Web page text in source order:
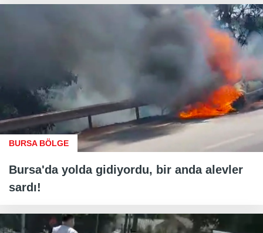
BURSA BÖLGE
Bursa'da yolda gidiyordu, bir anda alevler
sardı!